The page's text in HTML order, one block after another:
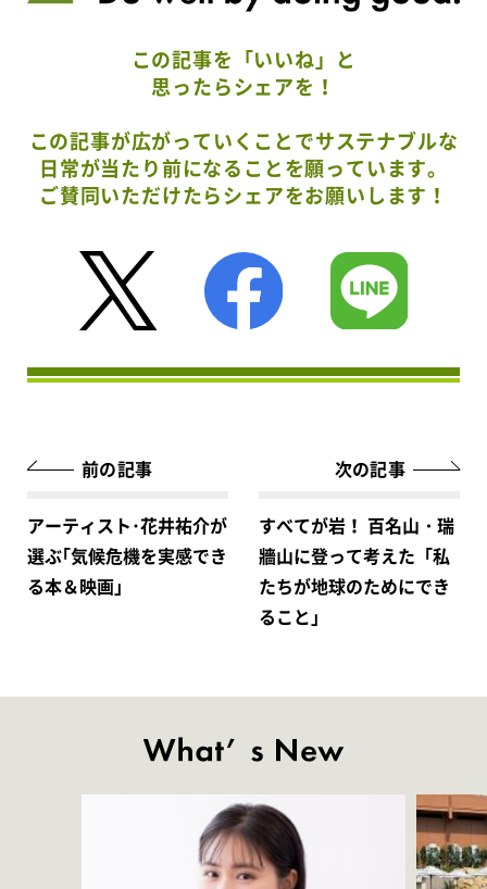
この記事を「いいね」と
思ったらシェアを！
この記事が広がっていくことでサステナブルな
日常が当たり前になることを願っています。
ご賛同いただけたらシェアをお願いします！
前の記事
アーティスト･花井祐介が
選ぶ｢気候危機を実感でき
る本＆映画｣
次の記事
すべてが岩！ 百名山・瑞
牆山に登って考えた「私
たちが地球のためにでき
ること」